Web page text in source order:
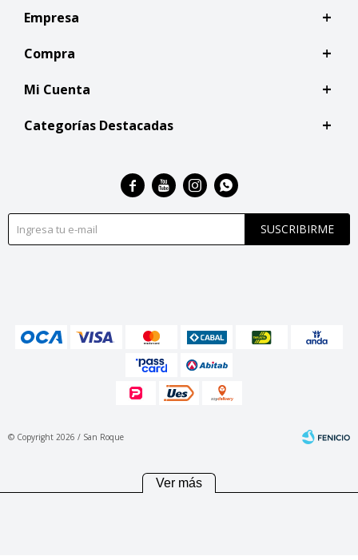
Empresa
Compra
Mi Cuenta
Categorías Destacadas
SUSCRIBIRME
   
© Copyright 2026 / San Roque
Ver más